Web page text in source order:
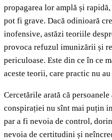
propagarea lor amplă și
pot fi grave. Dacă odinioară
inofensive, astăzi teoriile
provoca refuzul imunizării și
periculoase. Este din ce în ce
aceste teorii, care practic nu
Cercetările arată că
conspirației nu sînt mai puțin
par a fi nevoia de control,
nevoia de certitudini și